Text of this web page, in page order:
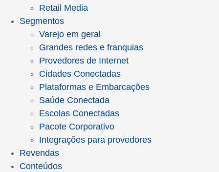
Retail Media
Segmentos
Varejo em geral
Grandes redes e franquias
Provedores de Internet
Cidades Conectadas
Plataformas e Embarcações
Saúde Conectada
Escolas Conectadas
Pacote Corporativo
Integrações para provedores
Revendas
Conteúdos